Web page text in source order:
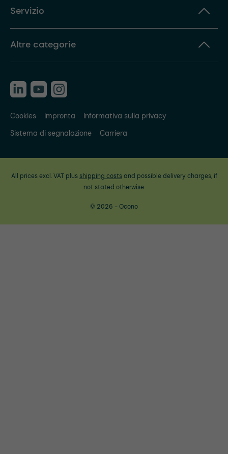
Servizio
Altre categorie
Cookies Impronta
Informativa sulla privacy
Sistema di segnalazione
Carriera
All prices excl. VAT plus shipping costsand possible delivery charges, if
not stated otherwise.
© 2026 - Ocono